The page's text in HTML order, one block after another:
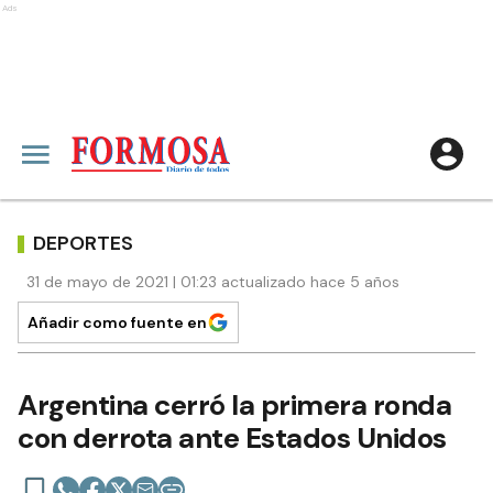
Ads
DEPORTES
31 de mayo de 2021 | 01:23 actualizado hace 5 años
Añadir como fuente en
Argentina cerró la primera ronda
con derrota ante Estados Unidos